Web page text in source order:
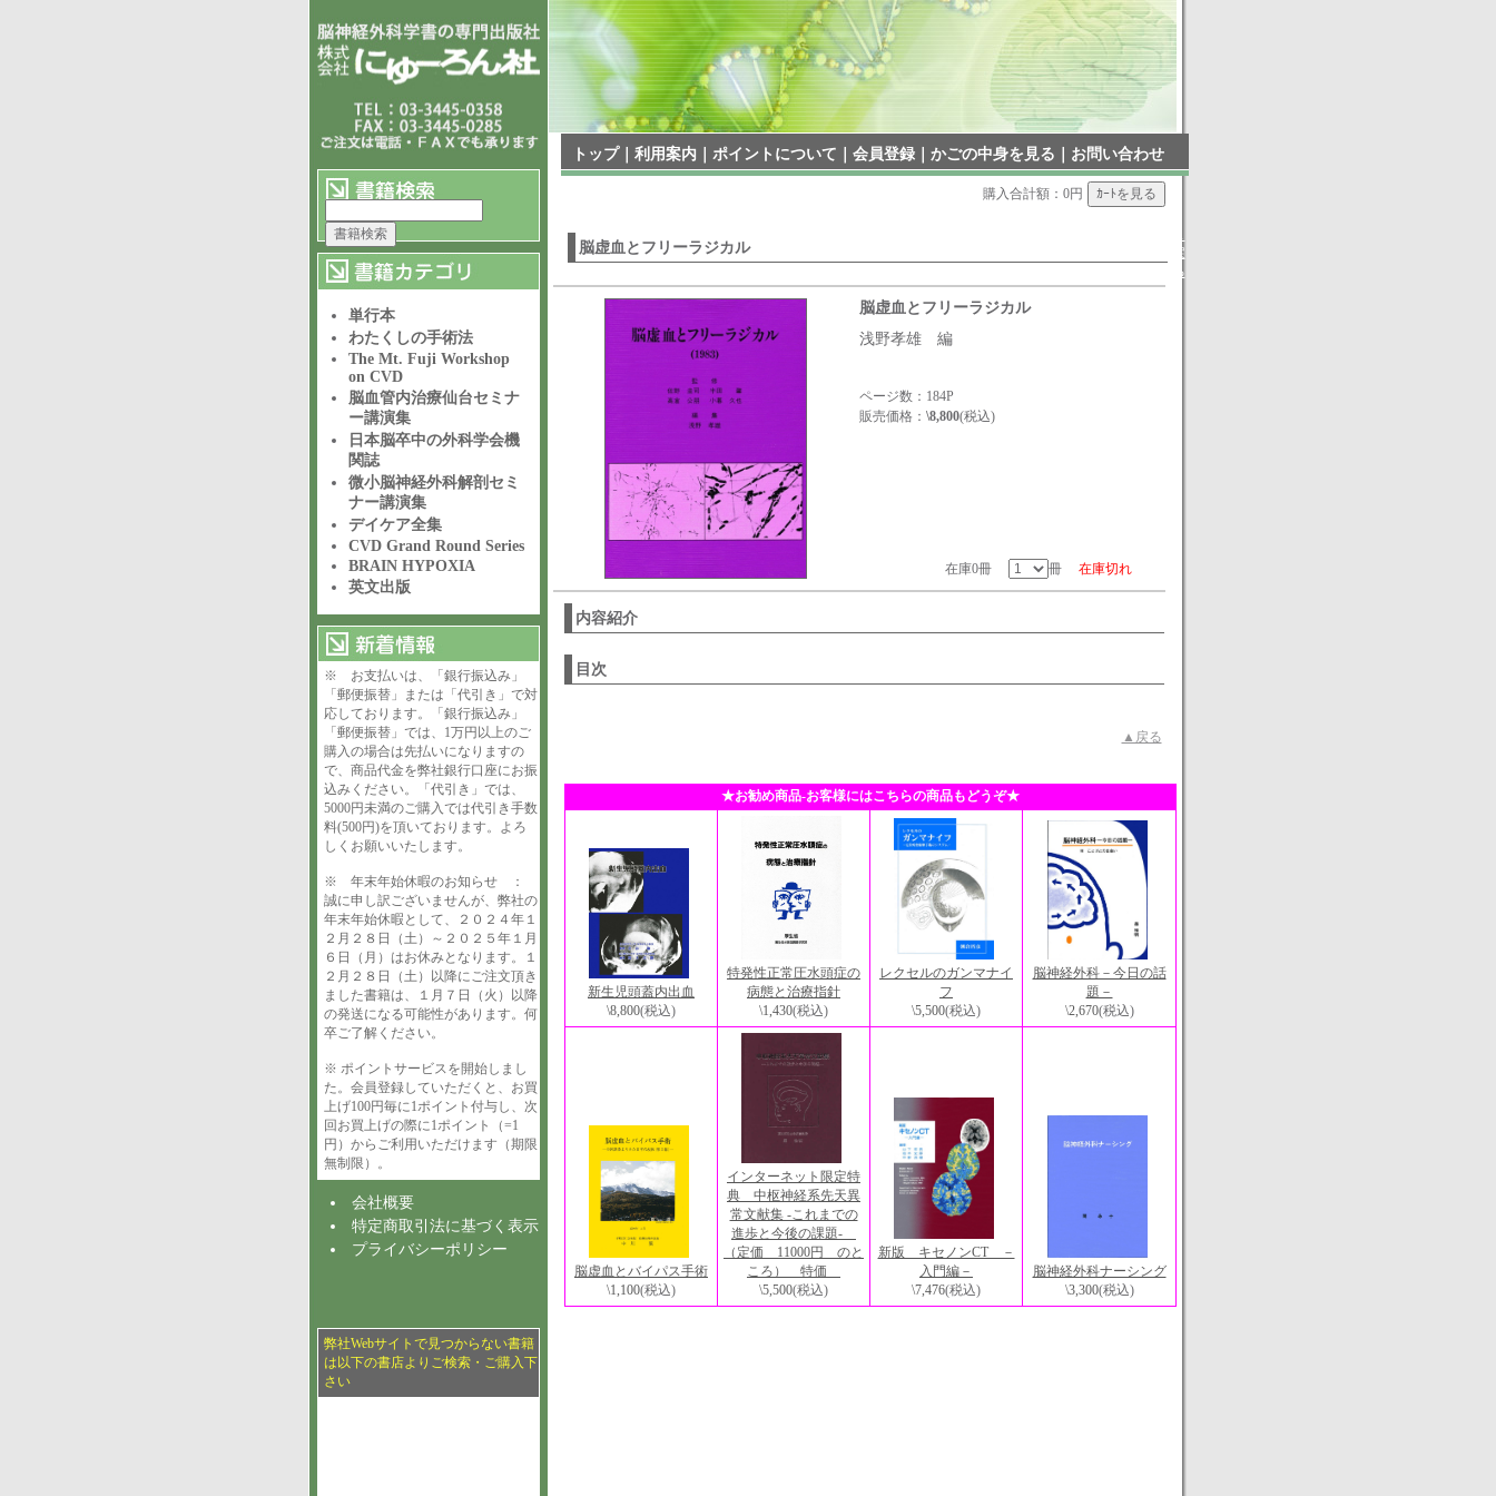
単行本
わたくしの手術法
The Mt. Fuji Workshop
on CVD
脳血管内治療仙台セミナ
ー講演集
日本脳卒中の外科学会機
関誌
微小脳神経外科解剖セミ
ナー講演集
デイケア全集
CVD Grand Round Series
BRAIN HYPOXIA
英文出版
※ お支払いは、「銀行振込み」
「郵便振替」または「代引き」で対
応しております。「銀行振込み」
「郵便振替」では、1万円以上のご
購入の場合は先払いになりますの
で、商品代金を弊社銀行口座にお振
込みください。「代引き」では、
5000円未満のご購入では代引き手数
料(500円)を頂いております。よろ
しくお願いいたします。
※ 年末年始休暇のお知らせ ：
誠に申し訳ございませんが、弊社の
年末年始休暇として、２０２４年１
２月２８日（土）～２０２５年１月
６日（月）はお休みとなります。１
２月２８日（土）以降にご注文頂き
ました書籍は、１月７日（火）以降
の発送になる可能性があります。何
卒ご了解ください。
※ ポイントサービスを開始しまし
た。会員登録していただくと、お買
上げ100円毎に1ポイント付与し、次
回お買上げの際に1ポイント（=1
円）からご利用いただけます（期限
無制限）。
会社概要
特定商取引法に基づく表示
プライバシーポリシー
弊社Webサイトで見つからない書籍
は以下の書店よりご検索・ご購入下
さい
トップ｜ 利用案内 ポイントについて 会員登録｜ かごの中身を見る お問い合わせ
購入合計額：0円
脳虚血とフリーラジカル
▲
戻
る
脳虚血とフリーラジカル
浅野孝雄 編
ページ数：184P
販売価格： \8,800(税込)
在庫0冊 冊 在庫切れ
内容紹介
目次
▲戻る
★お勧め商品-お客様にはこちらの商品もどうぞ★
新生児頭蓋内出血
\8,800(税込)
特発性正常圧水頭症の
病態と治療指針
\1,430(税込)
レクセルのガンマナイ
フ
\5,500(税込)
脳神経外科－今日の話
題－
\2,670(税込)
脳虚血とバイパス手術
\1,100(税込)
インターネット限定特
典 中枢神経系先天異
常文献集 -これまでの
進歩と今後の課題-
（定価 11000円 のと
ころ） 特価
\5,500(税込)
新版 キセノンCT －
入門編－
\7,476(税込)
脳神経外科ナーシング
\3,300(税込)